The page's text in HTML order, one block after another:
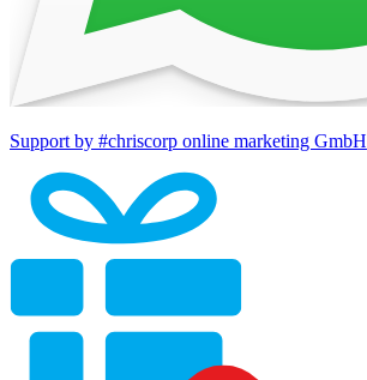
Support by #chriscorp online marketing GmbH